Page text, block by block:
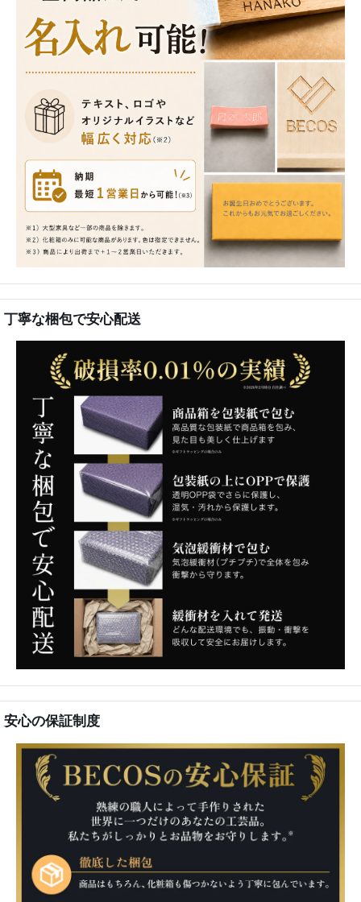
名入れサービス
丁寧な梱包で安心配送